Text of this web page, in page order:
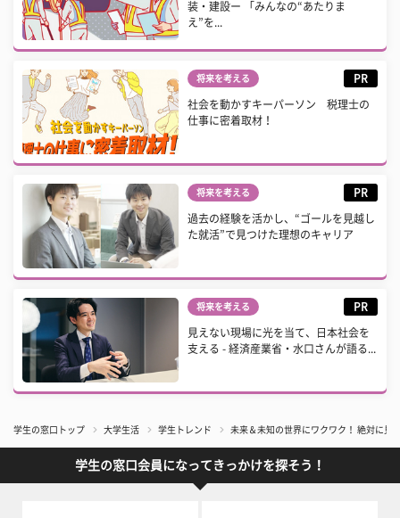
装・建設ー 「みんなの“あたりま
え”を...
将来を考える PR
社会を動かすキーパーソン 税理士の
仕事に密着取材！
将来を考える PR
過去の経験を活かし、“ゴールを見越し
た就活”で見つけた理想のキャリア
将来を考える PR
見えない現場に光を当て、日本社会を
支える - 経済産業省・水口さんが語る...
学生の窓口トップ 大学生活 学生トレンド 未来＆未知の世界にワクワク！ 絶対に見
学生の窓口会員になってきっかけを探そう！